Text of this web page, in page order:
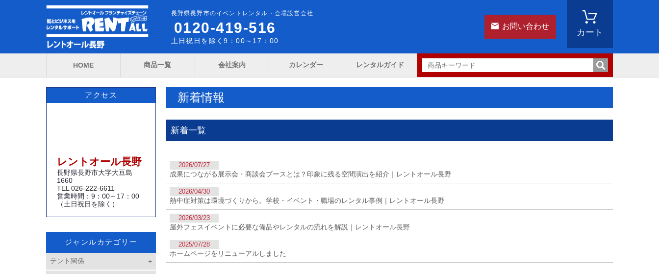
長野県長野市のイベントレンタル・会場設営会社
0120-419-516
土日祝日を除く9：00～17：00
お問い合わせ
カート
HOME 商品一覧 会社案内 カレンダー レンタルガイド
アクセス
レントオール長野
長野県長野市大字大豆島
1660
TEL 026-222-6611
営業時間：9：00～17：00
（土日祝日を除く）
ジャンルカテゴリー
テント関係
新着情報
新着一覧
2026/07/27
成果につながる展示会・商談会ブースとは？印象に残る空間演出を紹介｜レントオール長野
2026/04/30
熱中症対策は環境づくりから。学校・イベント・職場のレンタル事例｜レントオール長野
2026/03/23
屋外フェスイベントに必要な備品やレンタルの流れを解説｜レントオール長野
2025/07/28
ホームページをリニューアルしました